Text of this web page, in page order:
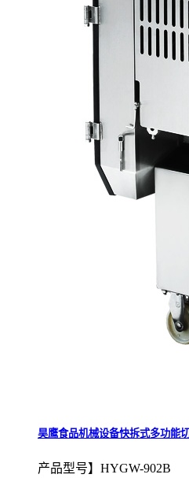
昊鹰食品机械设备快拆式多功能
产品型号】HYGW-902B